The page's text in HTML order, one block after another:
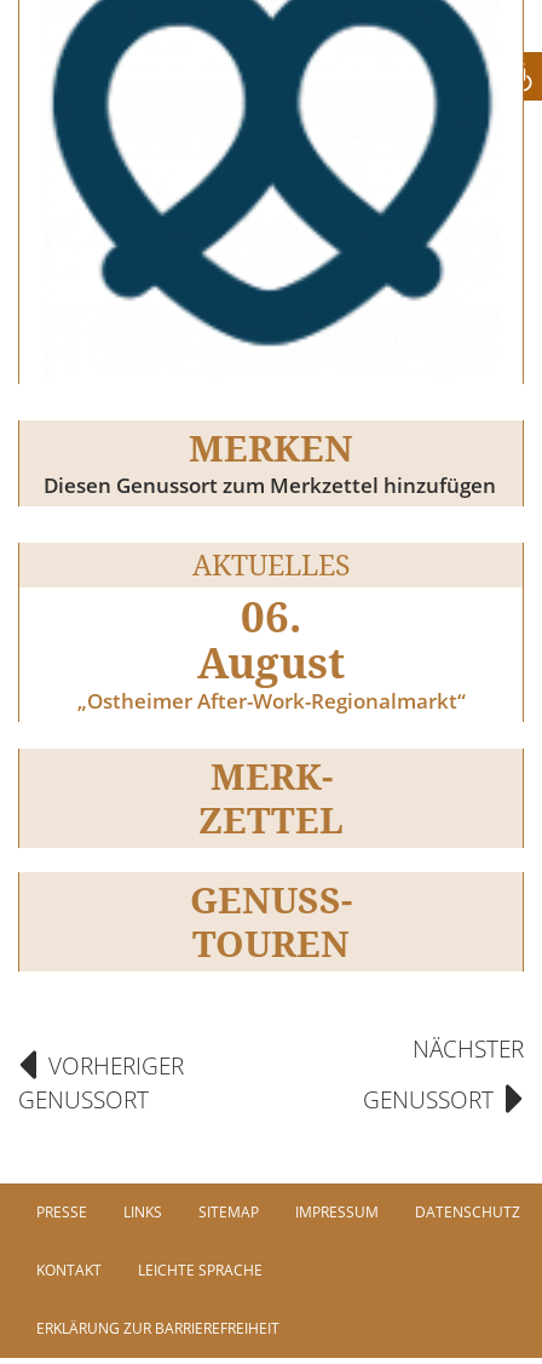
MERKEN
Diesen Genussort zum Merkzettel hinzufügen
AKTUELLES
06.
August
„Ostheimer After-Work-Regionalmarkt“
MERK-
ZETTEL
GENUSS-
TOUREN
VORHERIGER
GENUSSORT
NÄCHSTER
GENUSSORT
PRESSE LINKS SITEMAP IMPRESSUM DATENSCHUTZ
KONTAKT LEICHTE SPRACHE
ERKLÄRUNG ZUR BARRIEREFREIHEIT